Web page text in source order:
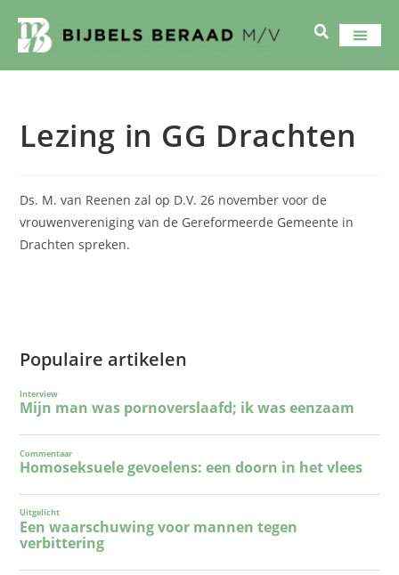
Lezing in GG Drachten
Ds. M. van Reenen zal op D.V. 26 november voor de
vrouwenvereniging van de Gereformeerde Gemeente in
Drachten spreken.
Populaire artikelen